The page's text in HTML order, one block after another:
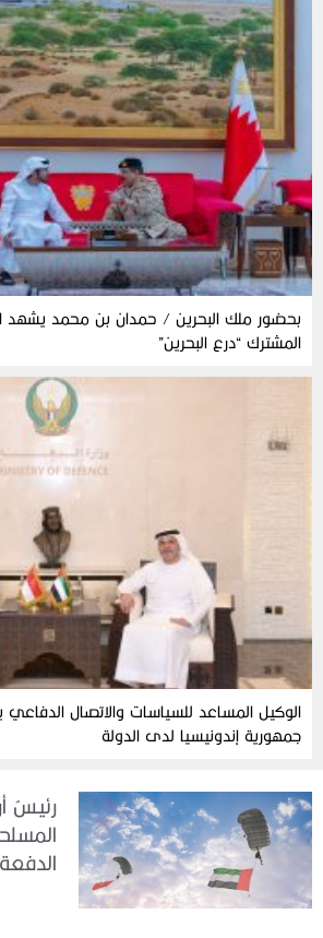
بحضور ملك البحرين / حمدان بن محمد يشهد
المشترك “درع البحرين”
الوكيل المساعد للسياسات والاتصال
جمهورية إندونيسيا لدى الدولة
رئيسُ